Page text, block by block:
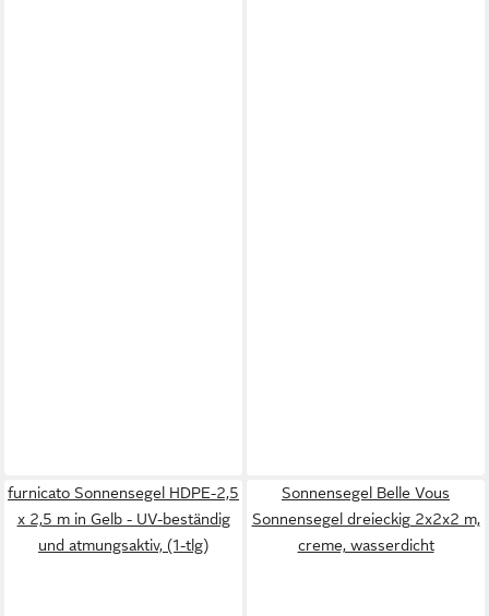
furnicato Sonnensegel HDPE-2,5
x 2,5 m in Gelb - UV-beständig
und atmungsaktiv, (1-tlg)
Sonnensegel Belle Vous
Sonnensegel dreieckig 2x2x2 m,
creme, wasserdicht